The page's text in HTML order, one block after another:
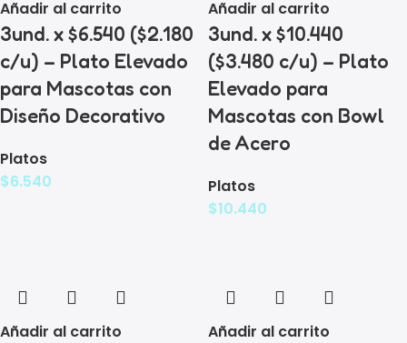
Añadir al carrito
3und. x $6.540 ($2.180
c/u) – Plato Elevado
para Mascotas con
Diseño Decorativo
Platos
$6.540
Añadir al carrito
3und. x $10.440
($3.480 c/u) – Plato
Elevado para
Mascotas con Bowl
de Acero
Platos
$10.440
Añadir al carrito Añadir al carrito